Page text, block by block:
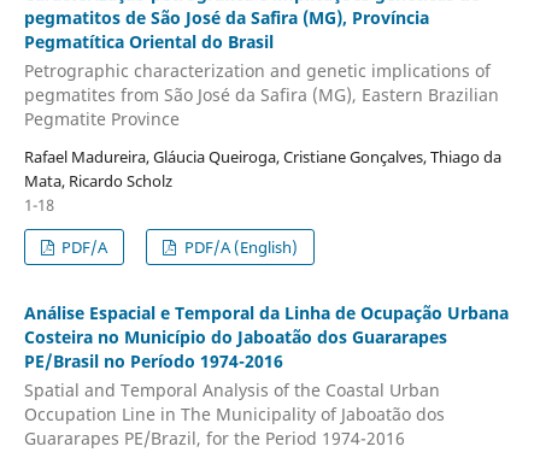
pegmatitos de São José da Safira (MG), Província
Pegmatítica Oriental do Brasil
Petrographic characterization and genetic implications of
pegmatites from São José da Safira (MG), Eastern Brazilian
Pegmatite Province
Rafael Madureira, Gláucia Queiroga, Cristiane Gonçalves, Thiago da
Mata, Ricardo Scholz
1-18
PDF/A
PDF/A (English)
Análise Espacial e Temporal da Linha de Ocupação Urbana
Costeira no Município do Jaboatão dos Guararapes
PE/Brasil no Período 1974-2016
Spatial and Temporal Analysis of the Coastal Urban
Occupation Line in The Municipality of Jaboatão dos
Guararapes PE/Brazil, for the Period 1974-2016